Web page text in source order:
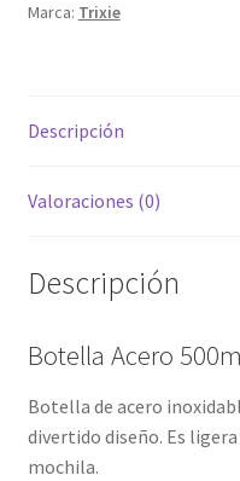
Marca: Trixie
Descripción
Valoraciones (0)
Descripción
Botella Acero
Botella de acero
divertido diseño. Es
mochila.